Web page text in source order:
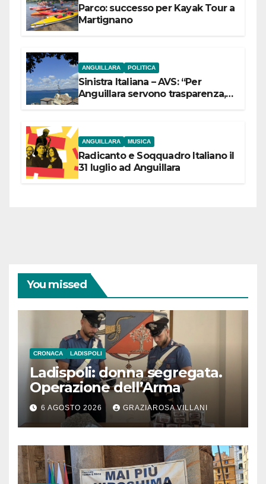
Parco: successo per Kayak Tour a
Martignano
ANGUILLARA POLITICA
Sinistra Italiana – AVS: “Per
Anguillara servono trasparenza,
ANGUILLARA MUSICA
Radicanto e Soqquadro Italiano il
31 luglio ad Anguillara
You missed
CRONACA LADISPOLI
Ladispoli: donna segregata.
Operazione dell’Arma
6 AGOSTO 2026 GRAZIAROSA VILLANI